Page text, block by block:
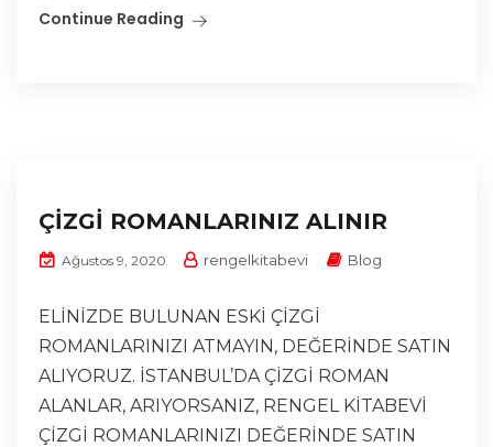
Continue Reading
ÇİZGİ ROMANLARINIZ ALINIR
Ağustos 9, 2020 rengelkitabevi Blog
ELİNİZDE BULUNAN ESKİ ÇİZGİ
ROMANLARINIZI ATMAYIN, DEĞERİNDE SATIN
ALIYORUZ. İSTANBUL’DA ÇİZGİ ROMAN
ALANLAR, ARIYORSANIZ, RENGEL KİTABEVİ
ÇİZGİ ROMANLARINIZI DEĞERİNDE SATIN